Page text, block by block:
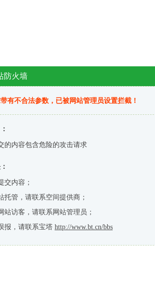
防火墙
有不合法参数，已被网站管理员设置拦截！
的内容包含危险的攻击请求
交内容；
托管，请联系空间提供商；
站访客，请联系网站管理员；
报，请联系宝塔 http://www.bt.cn/bbs